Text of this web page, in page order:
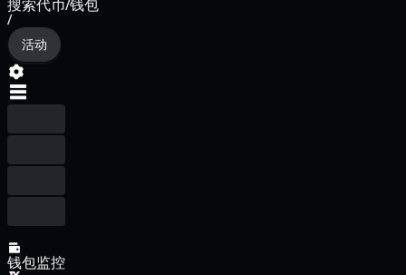
搜索代币/钱包
/
活动
钱包监控